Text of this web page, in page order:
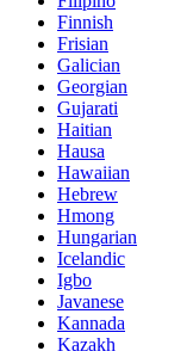
Finnish
Frisian
Galician
Georgian
Gujarati
Haitian
Hausa
Hawaiian
Hebrew
Hmong
Hungarian
Icelandic
Igbo
Javanese
Kannada
Kazakh